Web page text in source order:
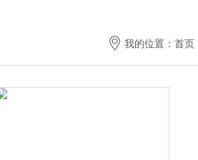
我的位置： 首页